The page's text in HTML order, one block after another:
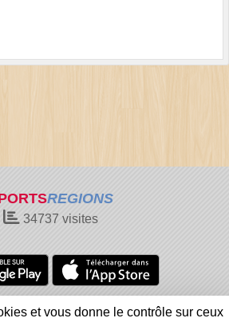
REGIONS
34737 visites
Gestion des cookies
et vous donne le contrôle sur ceux